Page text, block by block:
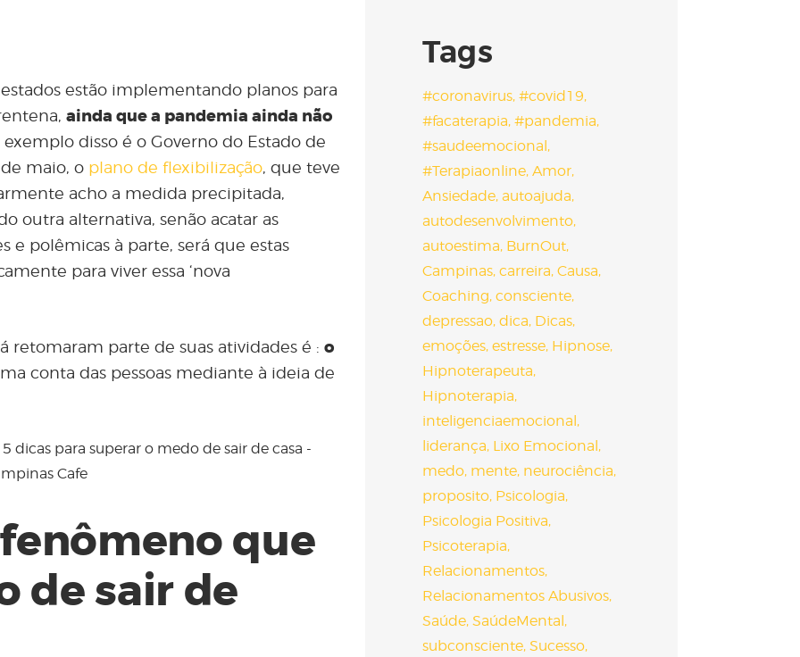
estão implementando planos para
ainda que a pandemia ainda não
exemplo disso é o Governo do Estado de
maio, o plano de flexibilização, que teve
acho a medida precipitada,
outra alternativa, senão acatar as
polêmicas à parte, será que estas
para viver essa ‘nova
retomaram parte de suas atividades é : o
conta das pessoas mediante à ideia de
que
de sair de
Tags
#coronavirus #covid19
#facaterapia #pandemia
#saudeemocional
#Terapiaonline Amor
Ansiedade autoajuda
autodesenvolvimento
autoestima BurnOut
Campinas carreira Causa
Coaching consciente
depressao dica Dicas
emoções estresse Hipnose
Hipnoterapeuta
Hipnoterapia
inteligenciaemocional
liderança Lixo Emocional
medo mente neurociência
proposito Psicologia
Psicologia Positiva
Psicoterapia
Relacionamentos
Relacionamentos Abusivos
Saúde SaúdeMental
subconsciente Sucesso